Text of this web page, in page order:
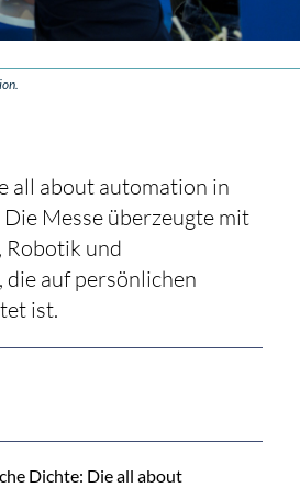
all about automation in
Messe überzeugte mit
Robotik und
auf persönlichen
ist.
Dichte: Die all about